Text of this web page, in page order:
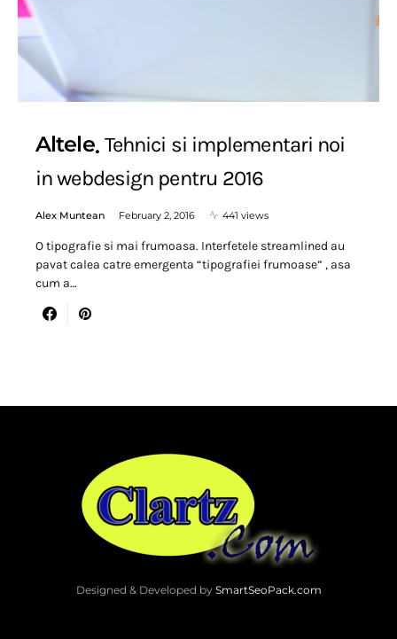
Altele Tehnici si implementari noi
in webdesign pentru 2016
Alex Muntean February 2, 2016 441 views
O tipografie si mai frumoasa. Interfetele streamlined au
pavat calea catre emergenta “tipografiei frumoase” , asa
cum a…
Designed & Developed by SmartSeoPack.com